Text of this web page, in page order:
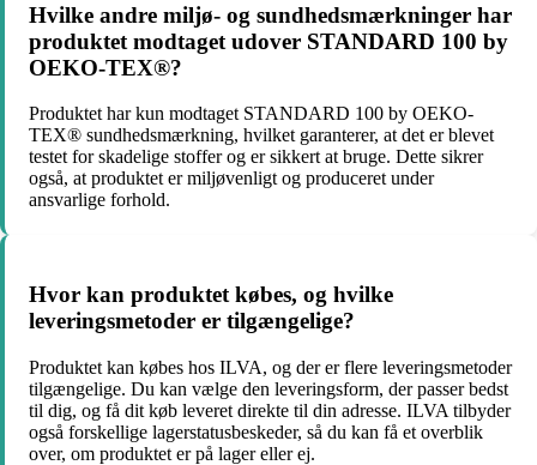
Hvilke andre miljø- og sundhedsmærkninger har
produktet modtaget udover STANDARD 100 by
OEKO-TEX®?
Produktet har kun modtaget STANDARD 100 by OEKO-
TEX® sundhedsmærkning, hvilket garanterer, at det er blevet
testet for skadelige stoffer og er sikkert at bruge. Dette sikrer
også, at produktet er miljøvenligt og produceret under
ansvarlige forhold.
Hvor kan produktet købes, og hvilke
leveringsmetoder er tilgængelige?
Produktet kan købes hos ILVA, og der er flere leveringsmetoder
tilgængelige. Du kan vælge den leveringsform, der passer bedst
til dig, og få dit køb leveret direkte til din adresse. ILVA tilbyder
også forskellige lagerstatusbeskeder, så du kan få et overblik
over, om produktet er på lager eller ej.